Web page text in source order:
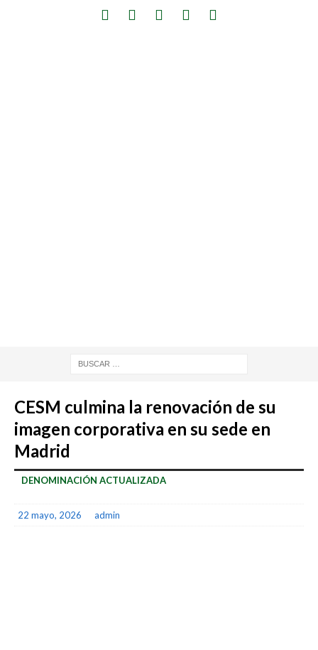
CESM culmina la renovación de su
imagen corporativa en su sede en
Madrid
DENOMINACIÓN ACTUALIZADA
22 mayo, 2026 admin